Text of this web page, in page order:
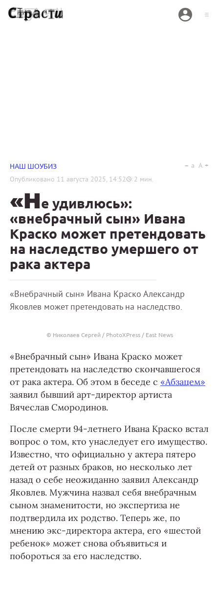
НАШ ШОУБИЗ
Опубликовано 11 августа 2025, 14:52 2 мин.
a A
«Не удивлюсь»:
«внебрачный сын» Ивана
Краско может претендовать
на наследство умершего от
рака актера
«Внебрачный сын» Ивана Краско Александр
Яковлев может претендовать на наследство.
© Николаев Сергей / PhotoXPress / East News
«Внебрачный сын» Ивана Краско может
претендовать на наследство скончавшегося
от рака актера. Об этом в беседе с «Абзацем»
заявил бывший арт-директор артиста
Вячеслав Смородинов.
После смерти 94-летнего Ивана Краско встал
вопрос о том, кто унаследует его имущество.
Известно, что официально у актера пятеро
детей от разных браков, но несколько лет
назад о себе неожиданно заявил Александр
Яковлев. Мужчина назвал себя внебрачным
сыном знаменитости, но экспертиза не
подтвердила их родство. Теперь же, по
мнению экс-директора актера, его «шестой
ребенок» может снова объявиться и
побороться за его наследство.